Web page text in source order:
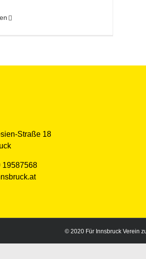
Straße 18
19587568
© 2020 Für Innsbruck Verein